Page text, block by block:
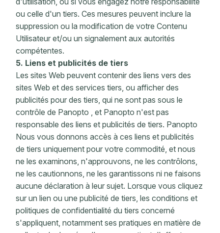
ou celle d'un tiers. Ces mesures peuvent inclure la
suppression ou la modification de votre Contenu
Utilisateur et/ou un signalement aux autorités
compétentes.
5. Liens et publicités de tiers
Les sites Web peuvent contenir des liens vers des
sites Web et des services tiers, ou afficher des
publicités pour des tiers, qui ne sont pas sous le
contrôle de Panopto , et Panopto n'est pas
responsable des liens et publicités de tiers. Panopto
Nous vous donnons accès à ces liens et publicités
de tiers uniquement pour votre commodité, et nous
ne les examinons, n'approuvons, ne les contrôlons,
ne les cautionnons, ne les garantissons ni ne faisons
aucune déclaration à leur sujet. Lorsque vous cliquez
sur un lien ou une publicité de tiers, les conditions et
politiques de confidentialité du tiers concerné
s'appliquent, notamment ses pratiques en matière de